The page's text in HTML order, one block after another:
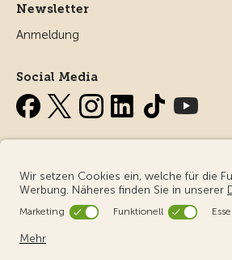
Newsletter
Anmeldung
Social Media